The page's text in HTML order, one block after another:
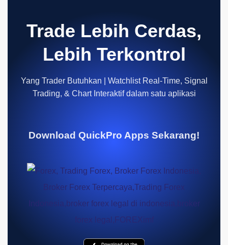
Trade Lebih Cerdas,
Lebih Terkontrol
Yang Trader Butuhkan | Watchlist Real-Time, Signal
Trading, & Chart Interaktif dalam satu aplikasi
Download QuickPro Apps Sekarang!